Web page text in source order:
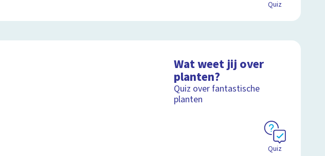
Quiz
Wat weet jij over
planten?
Quiz over fantastische
planten
Quiz